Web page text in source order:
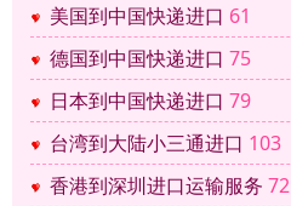
美国到中国快递进口 61
德国到中国快递进口 75
日本到中国快递进口 79
台湾到大陆小三通进口 103
香港到深圳进口运输服务 72